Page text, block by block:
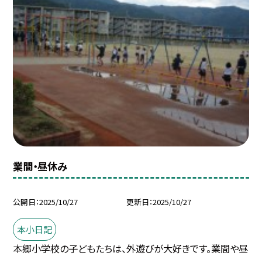
業間・昼休み
公開日 2025/10/27 更新日 2025/10/27
本小日記
本郷小学校の子どもたちは、外遊びが大好きです。業間や昼